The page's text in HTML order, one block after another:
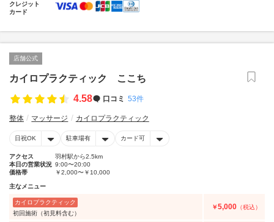
クレジット
カード
店舗公式
カイロプラクティック ここち
4.58
口コミ 53件
整体 マッサージ カイロプラクティック
日祝OK 駐車場有 カード可
アクセス
羽村駅から2.5km
本日の営業状況 9:00〜20:00
価格帯
￥2,000〜￥10,000
主なメニュー
カイロプラクティック
初回施術（初見料含む）
￥5,000 （税込）